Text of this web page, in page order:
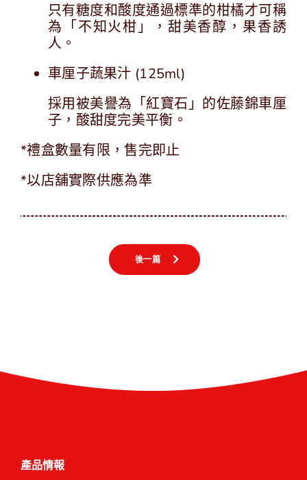
只有糖度和酸度通過標準的柑橘才可稱
為「不知火柑」，甜美香醇，果香誘
人。
車厘子蔬果汁 (125ml)
採用被美譽為「紅寶石」的佐藤錦車厘
子，酸甜度完美平衡。
*禮盒數量有限，售完即止
*以店舖實際供應為準
後一篇
產品情報